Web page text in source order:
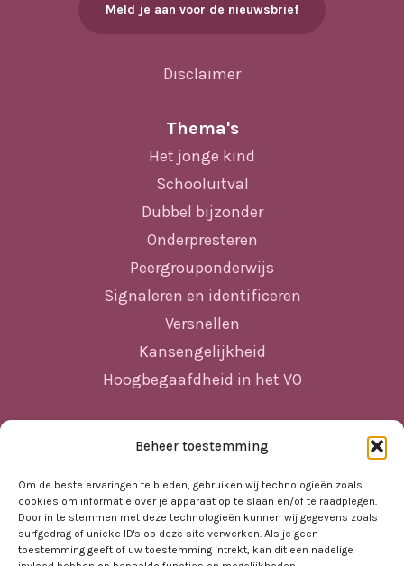
Beheer toestemming
Om de beste ervaringen te bieden, gebruiken wij technologieën zoals
cookies om informatie over je apparaat op te slaan en/of te raadplegen.
Door in te stemmen met deze technologieën kunnen wij gegevens zoals
surfgedrag of unieke ID's op deze site verwerken. Als je geen
toestemming geeft of uw toestemming intrekt, kan dit een nadelige
Meld je aan voor de nieuwsbrief
Disclaimer
Thema's
Het jonge kind
Schooluitval
Dubbel bijzonder
Onderpresteren
Peergrouponderwijs
Signaleren en identificeren
Versnellen
Kansengelijkheid
Hoogbegaafdheid in het VO
Home
Nieuws
Agenda